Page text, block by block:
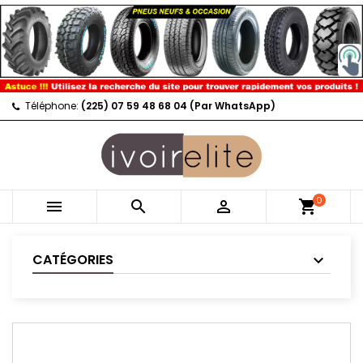
Téléphone: (225) 07 59 48 68 04 (Par WhatsApp)
   shopping_cart0
CATÉGORIES